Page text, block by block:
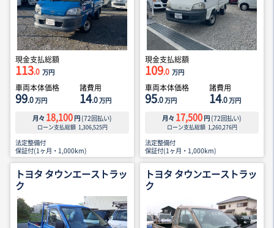
現金支払総額
113.0 万円
車両本体価格
99.0万円
諸費用
14.0万円
月々 18,100 円 (72回払い)
ローン支払総額 1,306,525円
法定整備付
保証付(1ヶ月・1,000km)
現金支払総額
109.0 万円
車両本体価格
95.0万円
諸費用
14.0万円
月々 17,500 円 (72回払い)
ローン支払総額 1,260,276円
法定整備付
保証付(1ヶ月・1,000km)
トヨタ タウンエーストラッ
ク
トヨタ タウンエーストラッ
ク